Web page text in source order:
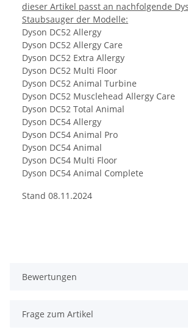
dieser Artikel passt an nachfolgende
Staubsauger der Modelle:
Dyson DC52 Allergy
Dyson DC52 Allergy Care
Dyson DC52 Extra Allergy
Dyson DC52 Multi Floor
Dyson DC52 Animal Turbine
Dyson DC52 Musclehead Allergy Care
Dyson DC52 Total Animal
Dyson DC54 Allergy
Dyson DC54 Animal Pro
Dyson DC54 Animal
Dyson DC54 Multi Floor
Dyson DC54 Animal Complete
Stand 08.11.2024
Bewertungen
Frage zum Artikel